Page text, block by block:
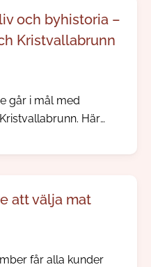
och byhistoria –
Kristvallabrunn
går i mål med
Här
och minnen
att välja mat
får alla kunder